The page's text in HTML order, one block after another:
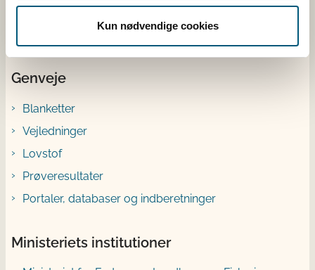
Kun nødvendige cookies
Genveje
Blanketter
Vejledninger
Lovstof
Prøveresultater
Portaler, databaser og indberetninger
Ministeriets institutioner